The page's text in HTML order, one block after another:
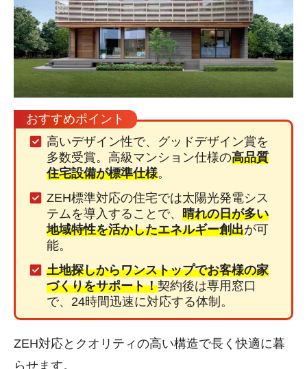
おすすめポイント
高いデザイン性で、グッドデザイン賞を
多数受賞。高級マンション仕様の高品質
住宅設備が標準仕様。
ZEH標準対応の住宅では太陽光発電シス
テムを導入することで、 晴れの日が多い
地域特性を活かしたエネルギー創出が可
能。
土地探しからワンストップでお客様の家
づくりをサポート！契約後は専用窓口
で、24時間迅速に対応する体制。
ZEH対応とクオリティの高い構造で長く快適に暮
らせます。